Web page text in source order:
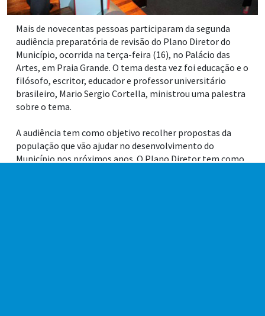
Mais de novecentas pessoas participaram da segunda
audiência preparatória de revisão do Plano Diretor do
Município, ocorrida na terça-feira (16), no Palácio das
Artes, em Praia Grande. O tema desta vez foi educação e o
filósofo, escritor, educador e professor universitário
brasileiro, Mario Sergio Cortella, ministrou uma palestra
sobre o tema.
A audiência tem como objetivo recolher propostas da
população que vão ajudar no desenvolvimento do
Município nos próximos anos. O Plano Diretor tem como